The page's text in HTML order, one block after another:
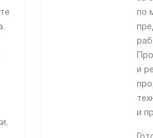
по
и
и